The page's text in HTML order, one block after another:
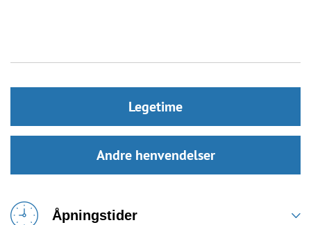
Legetime
Andre henvendelser
Åpningstider